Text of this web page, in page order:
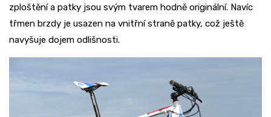
zploštění a patky jsou svým tvarem hodně originální. Navíc
třmen brzdy je usazen na vnitřní straně patky, což ještě
navyšuje dojem odlišnosti.